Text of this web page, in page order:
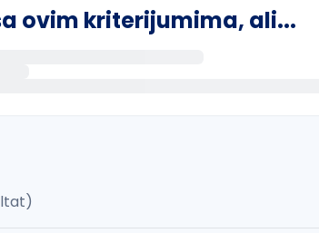
ovim kriterijumima, ali...